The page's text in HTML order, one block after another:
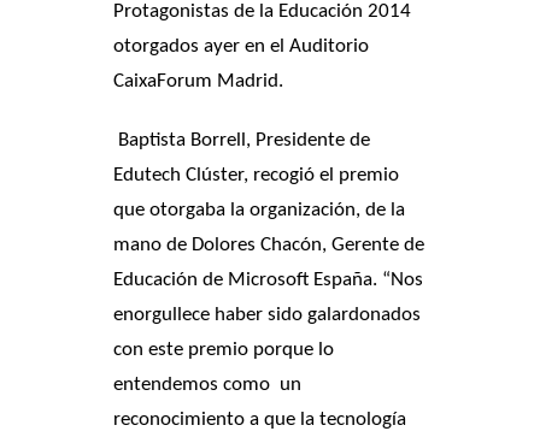
Protagonistas de la Educación 2014
otorgados ayer en el Auditorio
CaixaForum Madrid.
Baptista Borrell, Presidente de
Edutech Clúster, recogió el premio
que otorgaba la organización, de la
mano de Dolores Chacón, Gerente de
Educación de Microsoft España. “Nos
enorgullece haber sido galardonados
con este premio porque lo
entendemos como un
reconocimiento a que la tecnología